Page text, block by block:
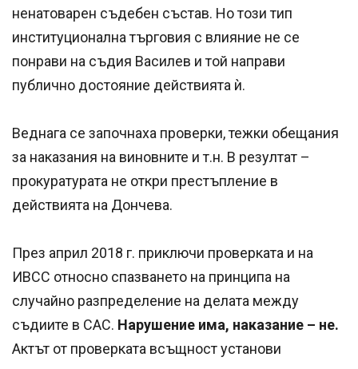
ненатоварен съдебен състав. Но този тип
институционална търговия с влияние не се
понрави на съдия Василев и той направи
публично достояние действията ѝ.
Веднага се започнаха проверки, тежки обещания
за наказания на виновните и т.н. В резултат –
прокуратурата не откри престъпление в
действията на Дончева.
През април 2018 г. приключи проверката и на
ИВСС относно спазването на принципа на
случайно разпределение на делата между
съдиите в САС. Нарушение има, наказание – не.
Актът от проверката всъщност установи